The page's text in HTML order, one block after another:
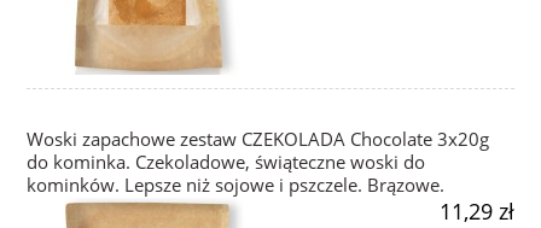
Woski zapachowe zestaw CZEKOLADA Chocolate 3x20g
do kominka. Czekoladowe, świąteczne woski do
kominków. Lepsze niż sojowe i pszczele. Brązowe.
11,29 zł